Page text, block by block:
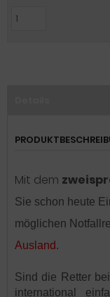
Mit dem
Sie schon heute
möglichen
Ausland.
Sind die Retter
international